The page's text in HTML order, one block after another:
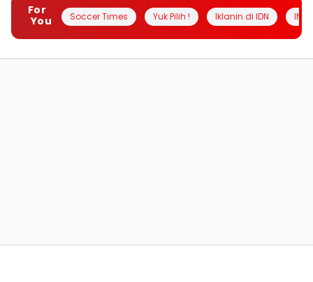
For
You
Soccer Times Yuk Pilih ! Iklanin di IDN